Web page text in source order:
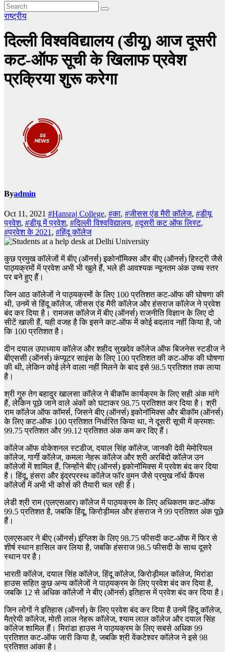
राष्ट्रीय
दिल्ली विश्वविद्यालय (डीयू) आज दूसरी
कट-ऑफ सूची के खिलाफ प्रवेश
प्रक्रिया शुरू करेगा
Byadmin
Oct 11, 2021 #Hansraj College, #का, #जीसस एंड मैरी कॉलेज, #डीयू
प्रवेश, #डीयू में प्रवेश, #दिल्ली विश्वविद्यालय, #दूसरी कट ऑफ लिस्ट,
#प्रवेश के 2021, #हिंदू कॉलेज
कुछ प्रमुख कॉलेजों में बीए (ऑनर्स) इकोनॉमिक्स और बीए (ऑनर्स) हिस्ट्री जैसे
पाठ्यक्रमों में प्रवेश अभी भी खुले हैं, भले ही आवश्यक न्यूनतम अंक उच्च स्तर
पर बने हुए हैं।
जिन आठ कॉलेजों ने पाठ्यक्रमों के लिए 100 प्रतिशत कट-ऑफ की घोषणा की
थी, उनमें से हिंदू कॉलेज, जीसस एंड मैरी कॉलेज और हंसराज कॉलेज ने प्रवेश
बंद कर दिया है। रामजस कॉलेज में बीए (ऑनर्स) राजनीति विज्ञान के लिए दो
सीटें खाली हैं, यही वजह है कि इसने कट-ऑफ में कोई बदलाव नहीं किया है, जो
कि 100 प्रतिशत है।
दीन दयाल उपाध्याय कॉलेज और शहीद सुखदेव कॉलेज ऑफ बिजनेस स्टडीज ने
बीएससी (ऑनर्स) कंप्यूटर साइंस के लिए 100 प्रतिशत की कट-ऑफ की घोषणा
की थी, लेकिन कोई लेने वाला नहीं मिलने के बाद इसे 98.5 प्रतिशत तक लाया
है।
श्री गुरु तेग बहादुर खालसा कॉलेज ने बीकॉम कार्यक्रम के लिए सही अंक मांगे
हैं, लेकिन पूछे जाने वाले अंकों को घटाकर 98.75 प्रतिशत कर दिया है। श्री
राम कॉलेज ऑफ कॉमर्स, जिसने बीए (ऑनर्स) इकोनॉमिक्स और बीकॉम (ऑनर्स)
के लिए कट-ऑफ 100 प्रतिशत निर्धारित किया था, ने दूसरी सूची में क्रमशः
99.75 प्रतिशत और 99.12 प्रतिशत अंक कम कर दिए हैं।
कॉलेज ऑफ वोकेशनल स्टडीज, दयाल सिंह कॉलेज, जानकी देवी मेमोरियल
कॉलेज, गार्गी कॉलेज, कमला नेहरू कॉलेज और श्री अरबिंदो कॉलेज उन
कॉलेजों में शामिल हैं, जिन्होंने बीए (ऑनर्स) इकोनॉमिक्स में प्रवेश बंद कर दिया
है। हिंदू, हंसरा और इंद्रप्रस्थ कॉलेज फॉर वुमन जैसे प्रमुख नॉर्थ कैंपस
कॉलेजों में अभी भी कोर्स की तैयारी चल रही है।
लेडी श्री राम (एलएसआर) कॉलेज में पाठ्यक्रम के लिए अधिकतम कट-ऑफ
99.5 प्रतिशत है, जबकि हिंदू, किरोड़ीमल और हंसराज ने 99 प्रतिशत अंक पूछे
हैं।
एलएसआर ने बीए (ऑनर्स) इंग्लिश के लिए 98.75 फीसदी कट-ऑफ में फिर से
शीर्ष स्थान हासिल कर लिया है, जबकि हंसराज 98.5 फीसदी के साथ दूसरे
स्थान पर है।
भारती कॉलेज, दयाल सिंह कॉलेज, हिंदू कॉलेज, किरोड़ीमल कॉलेज, मिरांडा
हाउस सहित कुछ अन्य कॉलेजों ने पाठ्यक्रम के लिए प्रवेश बंद कर दिया है,
जबकि 12 से अधिक कॉलेजों ने बीए (ऑनर्स) इतिहास में प्रवेश बंद कर दिया है।
जिन लोगों ने इतिहास (ऑनर्स) के लिए प्रवेश बंद कर दिया है उनमें हिंदू कॉलेज,
मैत्रेयी कॉलेज, मोती लाल नेहरू कॉलेज, श्याम लाल कॉलेज और दयाल सिंह
कॉलेज शामिल हैं। मिरांडा हाउस ने पाठ्यक्रम के लिए सबसे अधिक 99
प्रतिशत कट-ऑफ जारी किया है, जबकि श्री वेंकटेश्वर कॉलेज ने इसे 98
प्रतिशत आंका है।